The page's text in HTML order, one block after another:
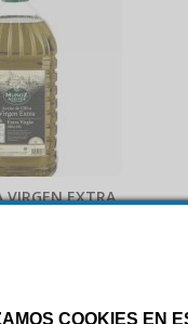
VIRGEN EXTRA
COOKIES EN